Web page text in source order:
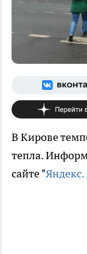
В Кирове
тепла.
сайте "